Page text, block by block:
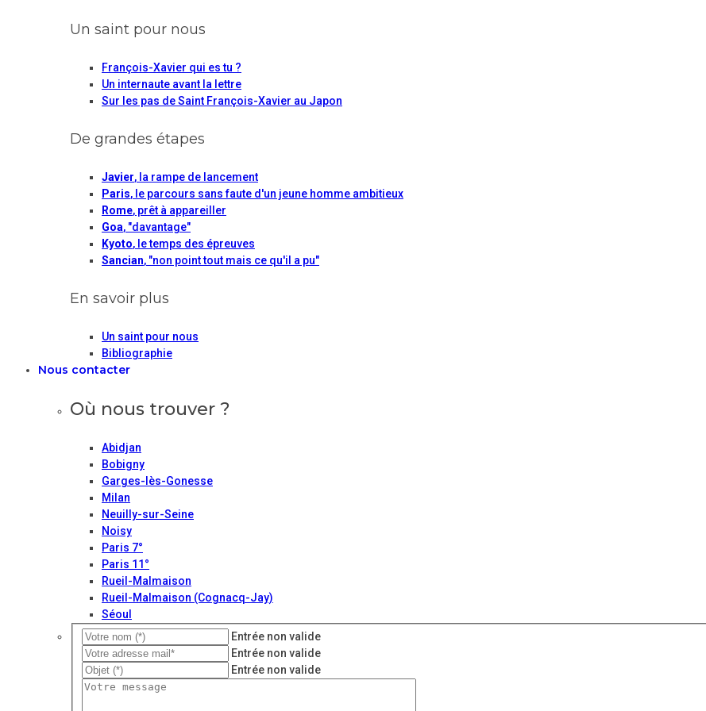
Un saint pour nous
François-Xavier qui es tu ?
Un internaute avant la lettre
Sur les pas de Saint François-Xavier au Japon
De grandes étapes
Javier, la rampe de lancement
Paris, le parcours sans faute d'un jeune homme ambitieux
Rome, prêt à appareiller
Goa, "davantage"
Kyoto, le temps des épreuves
Sancian, "non point tout mais ce qu'il a pu"
En savoir plus
Un saint pour nous
Bibliographie
Nous contacter
Où nous trouver ?
Abidjan
Bobigny
Garges-lès-Gonesse
Milan
Neuilly-sur-Seine
Noisy
Paris 7°
Paris 11°
Rueil-Malmaison
Rueil-Malmaison (Cognacq-Jay)
Séoul
Entrée non valide
Entrée non valide
Entrée non valide